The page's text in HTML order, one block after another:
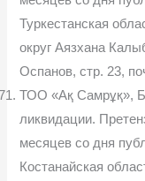
Туркестанская
округ Аязхана
Оспанов, стр. 23,
ТОО «Ақ Самрұқ»,
ликвидации.
месяцев со дня
Костанайская